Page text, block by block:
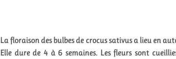
La floraison des bulbes de crocus sativus a lieu en
Elle dure de 4 à 6 semaines. Les fleurs sont